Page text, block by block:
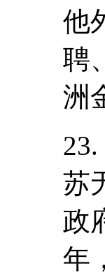
他
聘
洲
苏
政
年